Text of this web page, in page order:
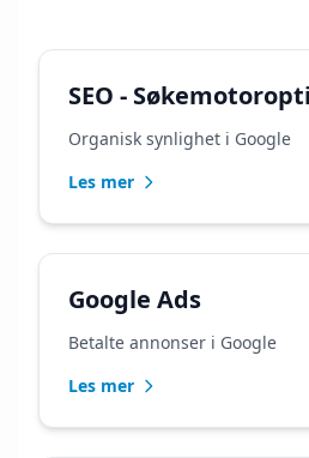
SEO -
Organisk synlighet i Google
Les mer
Google Ads
Betalte annonser i Google
Les mer